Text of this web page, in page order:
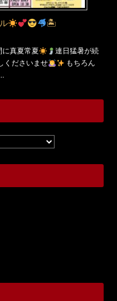
🏝
真夏常夏
連日猛暑が続
くださいませ
もちろん